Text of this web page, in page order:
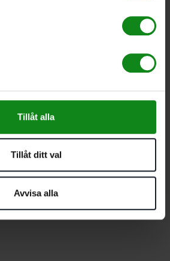
Tillåt alla
Tillåt ditt val
Avvisa alla
har en fysisk butik och
samt en e-handel för hela
service av
erfarenhet.